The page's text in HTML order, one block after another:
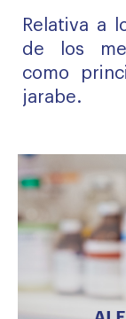
Relativa a
de los
como
jarabe.